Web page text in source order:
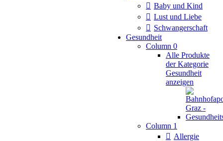
Baby und Kind
Lust und Liebe
Schwangerschaft
Gesundheit
Column 0
Alle Produkte
der Kategorie
Gesundheit
anzeigen
Column 1
Allergie